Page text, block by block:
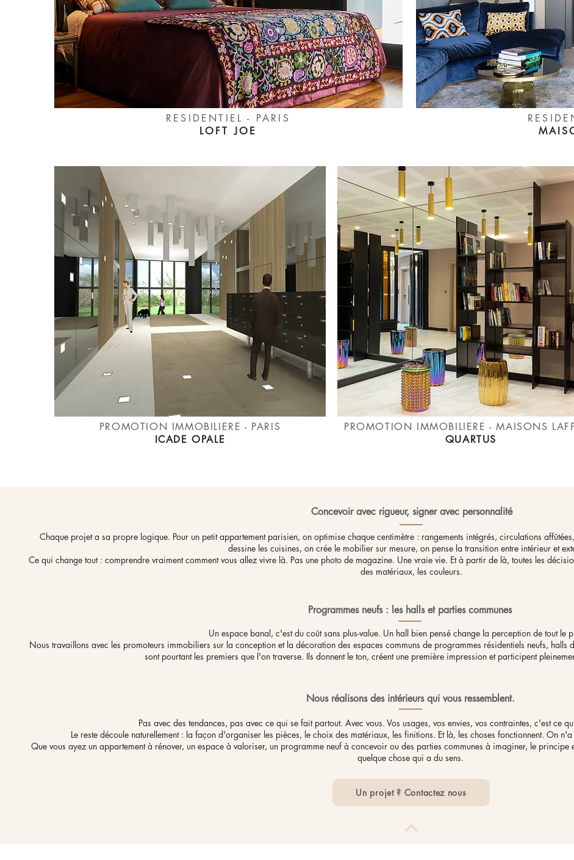
RESIDENTIEL - PARIS
LOFT JOE
PROMOTION IMMOBILIERE - PARIS
ICADE OPALE
PROMOTION IMMOBILIERE - MAISONS
QUARTUS
Concevoir avec rigueur, signer avec personnalité
Chaque projet a sa propre logique. Pour un petit appartement parisien, on optimise chaque centimètre : rangements intégrés, circulations
dessine les cuisines, on crée le mobilier sur mesure, on pense la transition entre intérieur et
​​Ce qui change tout : comprendre vraiment comment vous allez vivre là. Pas une photo de magazine. Une vraie vie. Et à partir de là, toutes les
des matériaux, les couleurs.
Programmes neufs : les halls et parties communes
Un espace banal, c'est du coût sans plus-value. Un hall bien pensé change la perception de tout le
Nous travaillons avec les promoteurs immobiliers sur la conception et la décoration des espaces communs de programmes résidentiels neufs, halls
sont pourtant les premiers que l'on traverse. Ils donnent le ton, créent une première impression et participent
Nous réalisons des intérieurs qui vous ressemblent.
Pas avec des tendances, pas avec ce qui se fait partout. Avec vous. Vos usages, vos envies, vos contraintes, c'est ce
Le reste découle naturellement : la façon d'organiser les pièces, le choix des matériaux, les finitions. Et là, les choses fonctionnent. On
Que vous ayez un appartement à rénover, un espace à valoriser, un programme neuf à concevoir ou des parties communes à imaginer, le
quelque chose qui a du sens.​
Un projet ? Contactez nous